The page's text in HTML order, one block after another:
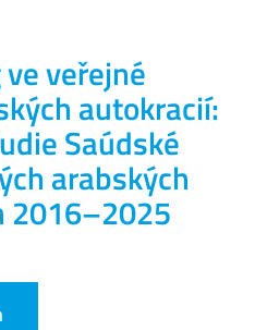
veřejné
autokracií:
Saúdské
arabských
2016–2025